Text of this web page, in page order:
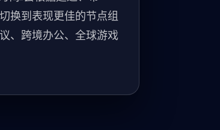
换到表现更佳的节点组
、跨境办公、全球游戏